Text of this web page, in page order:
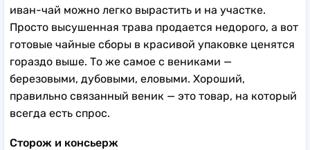
иван-чай можно легко вырастить и на участке.
Просто высушенная трава продается недорого, а вот
готовые чайные сборы в красивой упаковке ценятся
гораздо выше. То же самое с вениками —
березовыми, дубовыми, еловыми. Хороший,
правильно связанный веник — это товар, на который
всегда есть спрос.
Сторож и консьерж